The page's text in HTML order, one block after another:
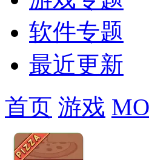
软件专题
最近更新
首页 游戏